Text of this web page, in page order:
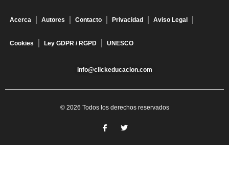
Acerca Autores Contacto Privacidad Aviso Legal
Cookies Ley GDPR / RGPD UNESCO
info@clickeducacion.com
© 2026 Todos los derechos reservados